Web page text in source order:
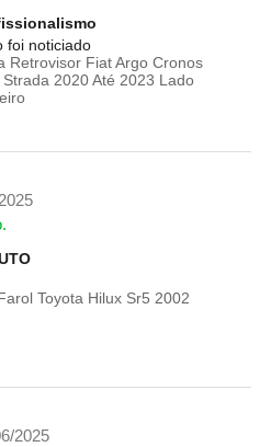
foi noticiado
Retrovisor Fiat Argo Cronos
2020 Até 2023 Lado
Toyota Hilux Sr5 2002
2025